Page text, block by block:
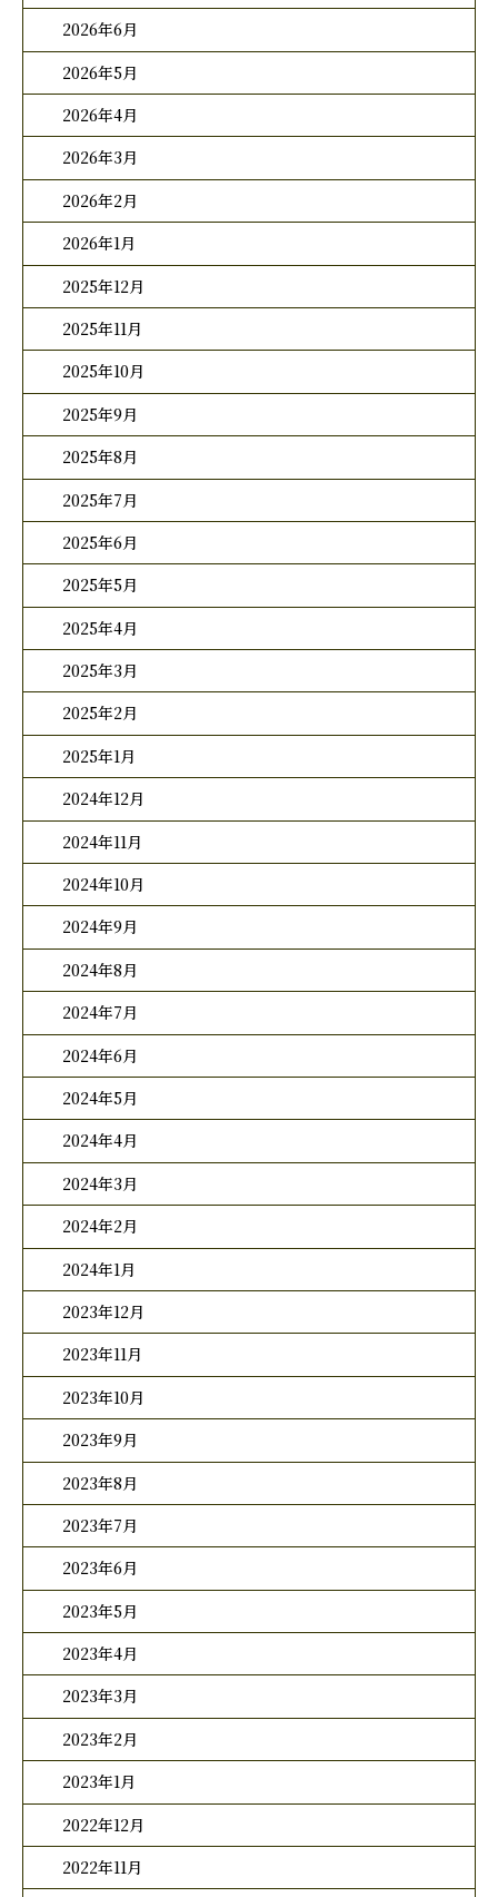
2026年6月
2026年5月
2026年4月
2026年3月
2026年2月
2026年1月
2025年12月
2025年11月
2025年10月
2025年9月
2025年8月
2025年7月
2025年6月
2025年5月
2025年4月
2025年3月
2025年2月
2025年1月
2024年12月
2024年11月
2024年10月
2024年9月
2024年8月
2024年7月
2024年6月
2024年5月
2024年4月
2024年3月
2024年2月
2024年1月
2023年12月
2023年11月
2023年10月
2023年9月
2023年8月
2023年7月
2023年6月
2023年5月
2023年4月
2023年3月
2023年2月
2023年1月
2022年12月
2022年11月